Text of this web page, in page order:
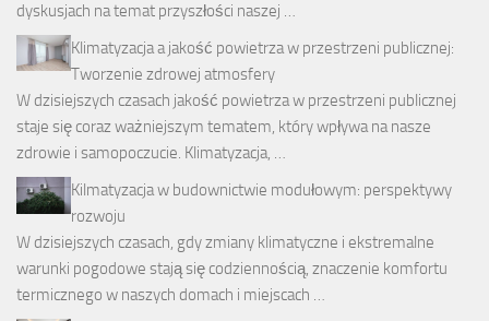
dyskusjach na temat przyszłości naszej …
Klimatyzacja a jakość powietrza w przestrzeni publicznej:
Tworzenie zdrowej atmosfery
W dzisiejszych czasach jakość powietrza w przestrzeni publicznej
staje się coraz ważniejszym tematem, który wpływa na nasze
zdrowie i samopoczucie. Klimatyzacja, …
Kilmatyzacja w budownictwie modułowym: perspektywy
rozwoju
W dzisiejszych czasach, gdy zmiany klimatyczne i ekstremalne
warunki pogodowe stają się codziennością, znaczenie komfortu
termicznego w naszych domach i miejscach …